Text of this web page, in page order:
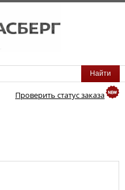
Проверить статус заказа